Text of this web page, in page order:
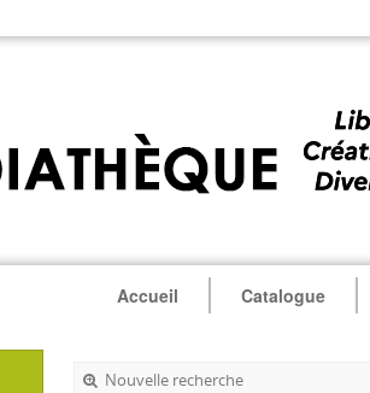
Accueil Catalogue
Nouvelle recherche